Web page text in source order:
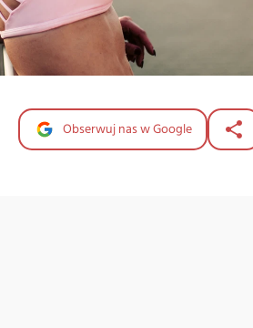
Obserwuj nas w Google